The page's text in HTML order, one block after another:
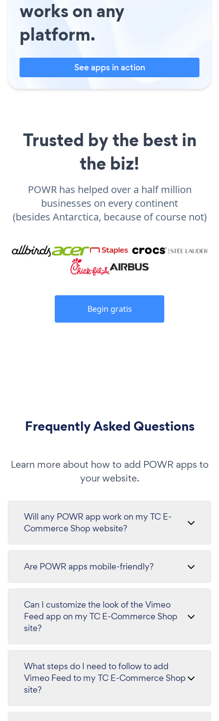
works on any
platform.
See apps in action
Trusted by the best in
the biz!
POWR has helped over a half million
businesses on every continent
(besides Antarctica, because of course not)
Begin gratis
Frequently Asked Questions
Learn more about how to add POWR apps to
your website.
Will any POWR app work on my TC E-
Commerce Shop website?
Are POWR apps mobile-friendly?
Can I customize the look of the Vimeo
Feed app on my TC E-Commerce Shop
site?
What steps do I need to follow to add
Vimeo Feed to my TC E-Commerce Shop
site?